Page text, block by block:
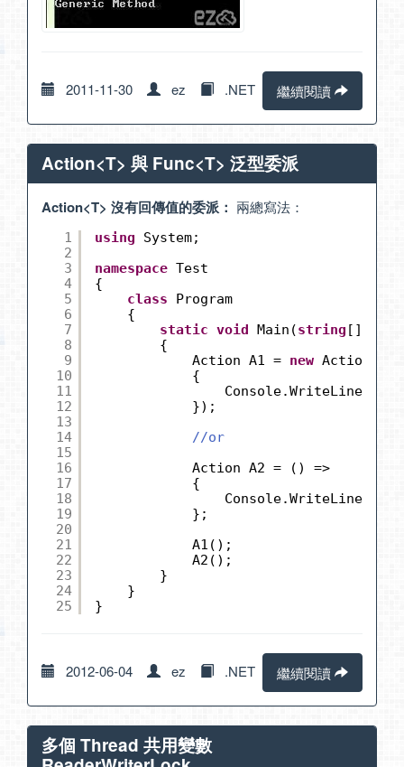
2011-11-30 ez .NET 繼續閱讀
Action<T> 與 Func<T> 泛型委派
Action<T> 沒有回傳值的委派： 兩總寫法：
1
2
3
4
5
6
7
8
9
10
11
12
13
14
15
16
17
18
19
20
21
22
23
24
25
using
System;
namespace Test
{
class
Program
{
static void Main(string []
{
Action A1 = new Action(()
{
Console.WriteLine(
});
//or
Action A2 = () =>
{
Console.WriteLine(
};
A1();
A2();
}
}
}
2012-06-04 ez .NET 繼續閱讀
多個 Thread 共用變數